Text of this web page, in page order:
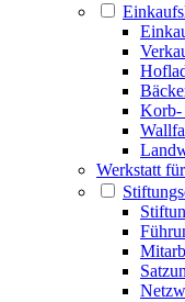
Korb-
Werkstatt